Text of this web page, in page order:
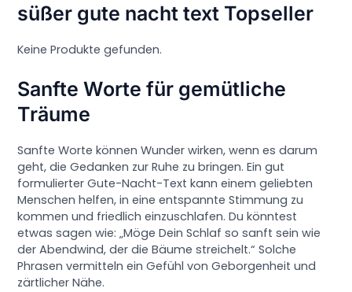
süßer gute nacht text Topseller
Keine Produkte gefunden.
Sanfte Worte für gemütliche
Träume
Sanfte Worte können Wunder wirken, wenn es darum
geht, die Gedanken zur Ruhe zu bringen. Ein gut
formulierter Gute-Nacht-Text kann einem geliebten
Menschen helfen, in eine entspannte Stimmung zu
kommen und friedlich einzuschlafen. Du könntest
etwas sagen wie: „Möge Dein Schlaf so sanft sein wie
der Abendwind, der die Bäume streichelt.“ Solche
Phrasen vermitteln ein Gefühl von Geborgenheit und
zärtlicher Nähe.